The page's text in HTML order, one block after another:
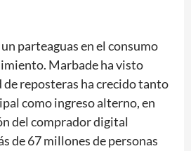
parteaguas en el consumo
Marbade ha visto
de reposteras ha crecido tanto
como ingreso alterno, en
del comprador digital
de 67 millones de personas